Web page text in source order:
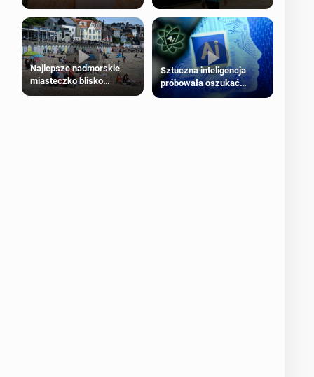
Benefit. Mogą być
zobowiązani do zwrotu
zasiłku
procentowych zniżek
kolejowych na 18-latków
Najlepsze nadmorskie
miasteczko blisko
Sztuczna inteligencja
próbowała oszukać
człowieka